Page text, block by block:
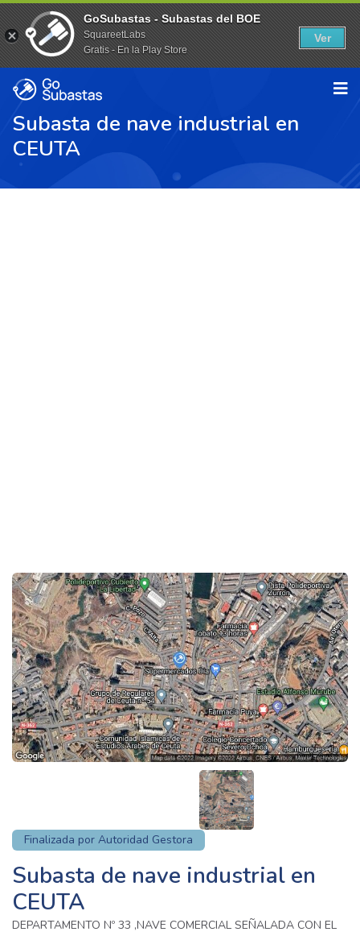
Subasta de nave industrial en
CEUTA
Finalizada por Autoridad Gestora
Subasta de nave industrial en
CEUTA
DEPARTAMENTO Nº 33 ,NAVE COMERCIAL SEÑALADA CON EL
GoSubastas - Subastas del BOE
SquareetLabs
Gratis - En la Play Store
Ver